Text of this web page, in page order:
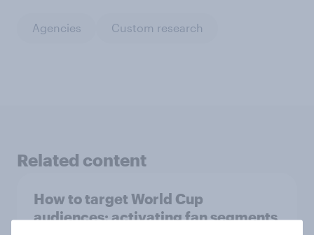
Agencies Custom research
Related content
How to target World Cup
audiences: activating fan segments